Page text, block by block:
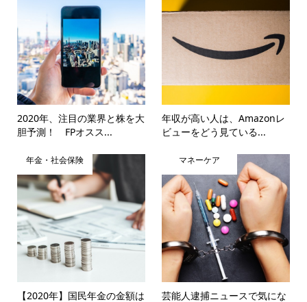
2020年、注目の業界と株を大
胆予測！ FPオスス...
年収が高い人は、Amazonレ
ビューをどう見ている...
年金・社会保険
【2020年】国民年金の金額は
マネーケア
芸能人逮捕ニュースで気にな